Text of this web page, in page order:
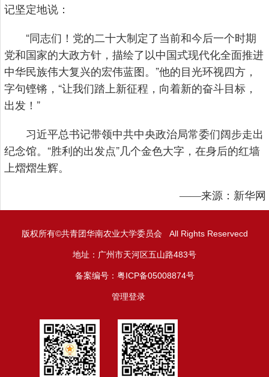
记坚定地说：
“同志们！党的二十大制定了当前和今后一个时期
党和国家的大政方针，描绘了以中国式现代化全面推进
中华民族伟大复兴的宏伟蓝图。”他的目光环视四方，
字句铿锵，“让我们踏上新征程，向着新的奋斗目标，
出发！”
习近平总书记带领中共中央政治局常委们阔步走出
纪念馆。“胜利的出发点”几个金色大字，在身后的红墙
上熠熠生辉。
——来源：新华网
版权所有©共青团华南农业大学委员会 All Rights Reservecd
地址：广州市天河区五山路483号
备案编号：粤ICP备05008874号
管理登录